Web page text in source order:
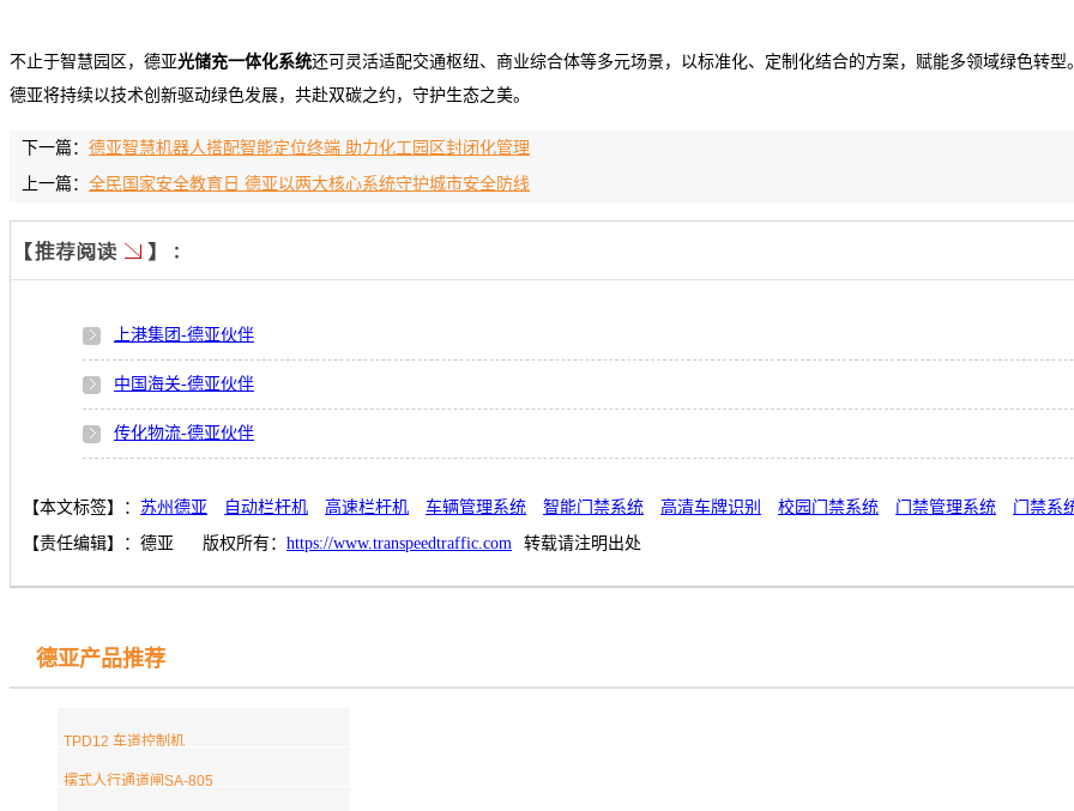
不止于智慧园区，德亚光储充一体化系统还可灵活适配交通枢纽、商业综合体等多元场景，以标准化、定制化结合的方案，赋能多领域绿色转型
德亚将持续以技术创新驱动绿色发展，共赴双碳之约，守护生态之美。
下一篇： 德亚智慧机器人搭配智能定位终端 助力化工园区封闭化管理
上一篇： 全民国家安全教育日 德亚以两大核心系统守护城市安全防线
上港集团-德亚伙伴
中国海关-德亚伙伴
传化物流-德亚伙伴
【本文标签】： 苏州德亚 自动栏杆机 高速栏杆机 车辆管理系统 智能门禁系统 高清车牌识别 校园门禁系统 门禁管理系统
门禁系
【责任编辑】： 德亚 版权所有： https://www.transpeedtraffic.com 转载请注明出处
德亚产品推荐
TPD12 车道控制机
摆式人行通道闸SA-805